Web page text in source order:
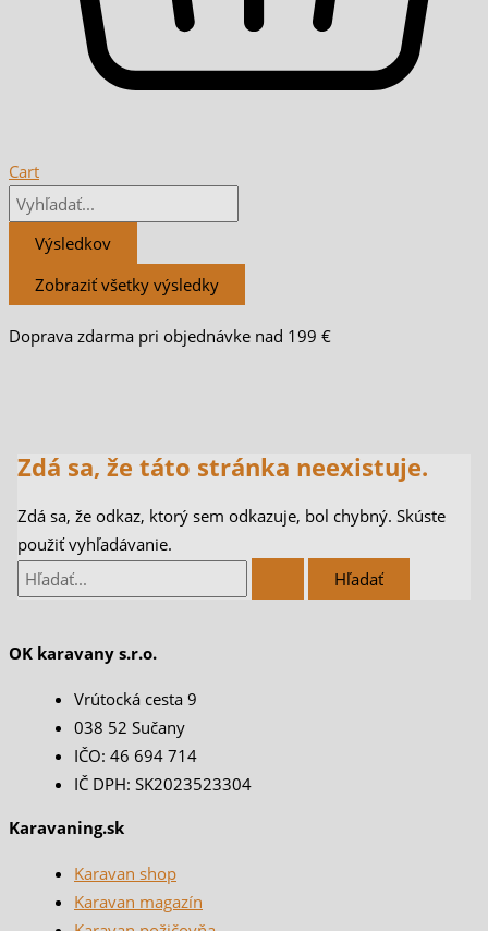
Cart
Výsledkov
Zobraziť všetky výsledky
Doprava zdarma pri objednávke nad 199 €
Zdá sa, že táto stránka neexistuje.
Zdá sa, že odkaz, ktorý sem odkazuje, bol chybný. Skúste
použiť vyhľadávanie.
OK karavany s.r.o.
Vrútocká cesta 9
038 52 Sučany
IČO: 46 694 714
IČ DPH: SK2023523304
Karavaning.sk
Karavan shop
Karavan magazín